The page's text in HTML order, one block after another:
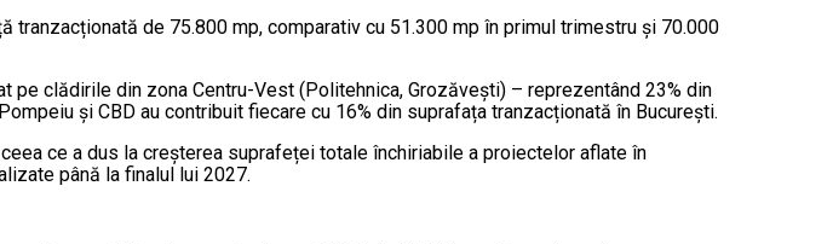
de 75.800 mp, comparativ cu 51.300 mp în primul trimestru și 70.000
pe clădirile din zona Centru-Vest (Politehnica, Grozăvești) – reprezentând 23% din
și CBD au contribuit fiecare cu 16% din suprafața tranzacționată în București.
ce a dus la creșterea suprafeței totale închiriabile a proiectelor aflate în
până la finalul lui 2027.